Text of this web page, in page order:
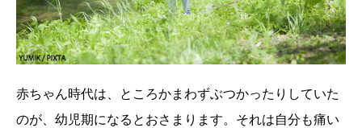
赤ちゃん時代は、ところかまわずぶつかったりしていた
のが、幼児期になるとおさまります。それは自分も痛い